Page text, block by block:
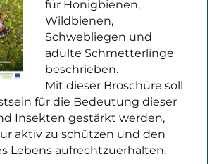
to main content
to main content
für Honigbienen,
Wildbienen,
Schwebliegen und
adulte Schmetterlinge
beschrieben.
Mit dieser Broschüre soll
für die Bedeutung dieser
Insekten gestärkt werden,
aktiv zu schützen und den
Lebens aufrechtzuerhalten.